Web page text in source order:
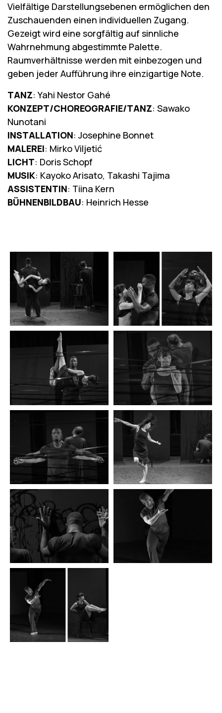
Vielfältige Darstellungsebenen ermöglichen den
Zuschauenden einen individuellen Zugang.
Gezeigt wird eine sorgfältig auf sinnliche
Wahrnehmung abgestimmte Palette.
Raumverhältnisse werden mit einbezogen und
geben jeder Aufführung ihre einzigartige Note.
TANZ: Yahi Nestor Gahé
KONZEPT/CHOREOGRAFIE/TANZ: Sawako
Nunotani
INSTALLATION: Josephine Bonnet
MALEREI: Mirko Viljetić
LICHT: Doris Schopf
MUSIK: Kayoko Arisato, Takashi Tajima
ASSISTENTIN: Tiina Kern
BÜHNENBILDBAU: Heinrich Hesse